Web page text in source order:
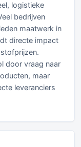
logistieke
bedrijven
maatwerk in
directe impact
door vraag naar
maar
leveranciers